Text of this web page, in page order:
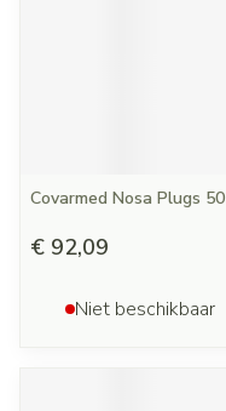
Covarmed Nosa Plugs 50
€ 92,09
Niet beschikbaar